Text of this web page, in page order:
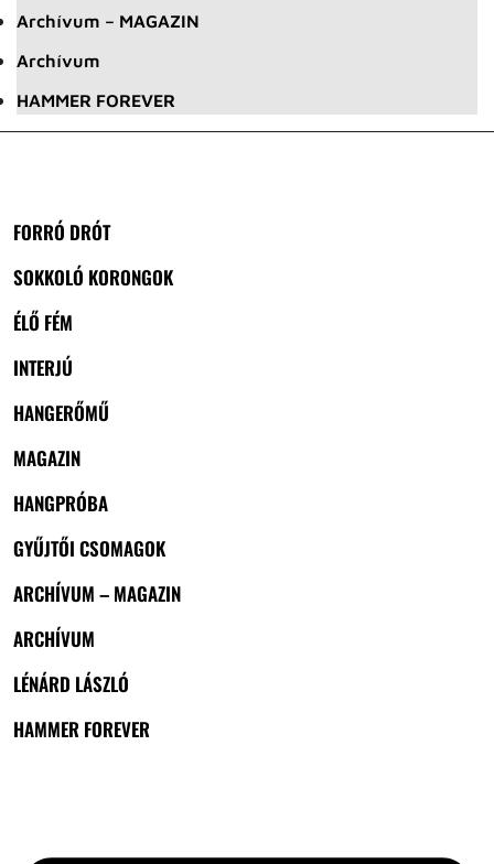
Archívum – MAGAZIN
Archívum
HAMMER FOREVER
FORRÓ DRÓT
SOKKOLÓ KORONGOK
ÉLŐ FÉM
INTERJÚ
HANGERŐMŰ
MAGAZIN
HANGPRÓBA
GYŰJTŐI CSOMAGOK
ARCHÍVUM – MAGAZIN
ARCHÍVUM
LÉNÁRD LÁSZLÓ
HAMMER FOREVER